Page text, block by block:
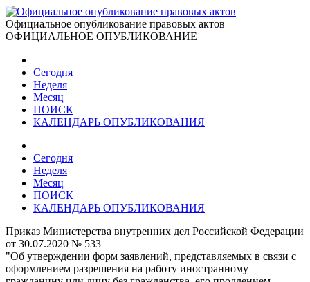
Официальное опубликование правовых актов
ОФИЦИАЛЬНОЕ ОПУБЛИКОВАНИЕ
Сегодня
Неделя
Месяц
ПОИСК
КАЛЕНДАРЬ ОПУБЛИКОВАНИЯ
Сегодня
Неделя
Месяц
ПОИСК
КАЛЕНДАРЬ ОПУБЛИКОВАНИЯ
Приказ Министерства внутренних дел Российской Федерации
от 30.07.2020 № 533
"Об утверждении форм заявлений, представляемых в связи с
оформлением разрешения на работу иностранному